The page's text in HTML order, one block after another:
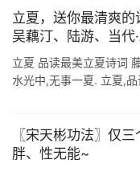
立夏，送你最清爽的
吴藕汀、陆游、当代
祥、孟浩然、唐·韦
立夏 品读最美立夏诗词
水光中,无事一夏. 立夏,
〖宋天彬功法〗仅
胖、性无能~